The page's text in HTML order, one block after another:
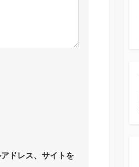
ドレス、サイトを